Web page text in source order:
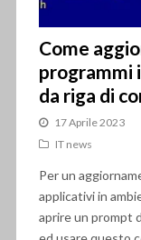
Come
programmi
da riga di
17 Aprile 2023
IT news
Per un
applicativi in
aprire un prompt